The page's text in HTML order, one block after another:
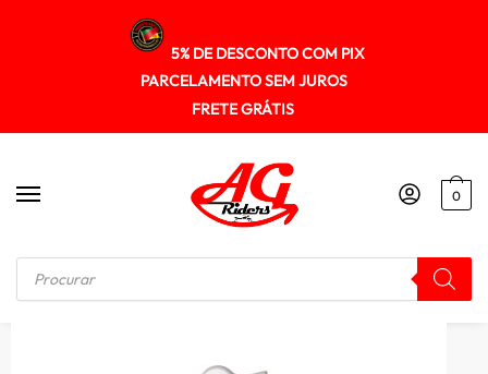
5% DE DESCONTO COM PIX
PARCELAMENTO SEM JUROS
FRETE GRÁTIS
0
Início / KIT RELAÇÃO Tampa Pinhao Transmissao Gp7 Bros 150 06/